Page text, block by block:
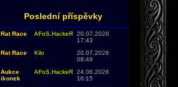
Poslední příspěvky
Rat Race AFoS.HackeR 20.07.2026
17:43
Rat Race
Kilo
20.07.2026
08:49
Aukce
ikonek
AFoS.HackeR 24.06.2026
16:15